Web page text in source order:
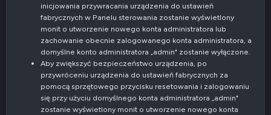
inicjowania przywracania urządzenia do ustawień
fabrycznych w Panelu sterowania zostanie wyświetlony
monit o utworzenie nowego konta administratora lub
zachowanie obecnie zalogowanego konta administratora, a
domyślne konto administratora „admin" zostanie wyłączone.
Aby zwiększyć bezpieczeństwo urządzenia, po
przywróceniu urządzenia do ustawień fabrycznych za
pomocą sprzętowego przycisku resetowania i zalogowaniu
się przy użyciu domyślnego konta administratora „admin"
zostanie wyświetlony monit o utworzenie nowego konta